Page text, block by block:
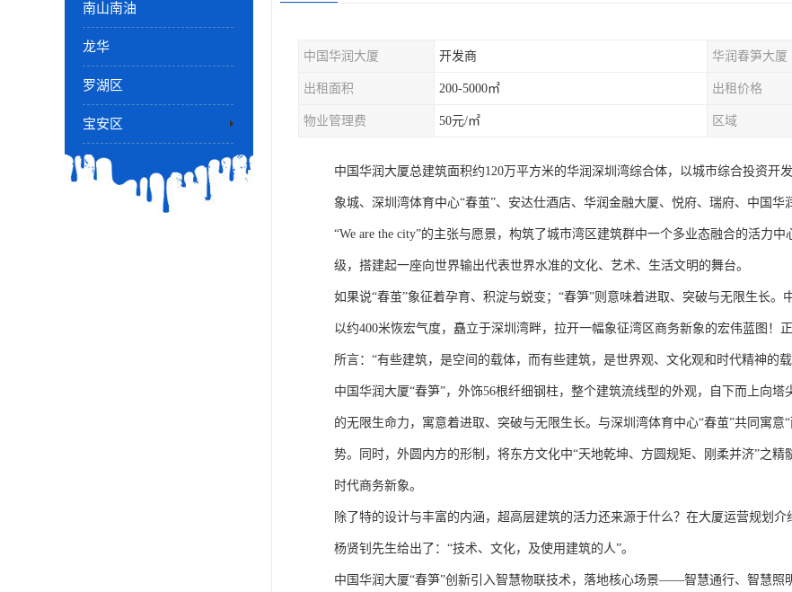
南山南油
龙华
罗湖区
宝安区
中国华润大厦 开发商 华润春笋大厦
出租面积 200-5000㎡ 出租价格
物业管理费 50元/㎡ 区域
中国华润大厦总建筑面积约120万平方米的华润深圳湾综合体，以城市综合投资开
象城、深圳湾体育中心“春茧”、安达仕酒店、华润金融大厦、悦府、瑞府、中国
“We are the city”的主张与愿景，构筑了城市湾区建筑群中一个多业态融合的活力
级，搭建起一座向世界输出代表世界水准的文化、艺术、生活文明的舞台。
如果说“春茧”象征着孕育、积淀与蜕变；“春笋”则意味着进取、突破与无限生长。
以约400米恢宏气度，矗立于深圳湾畔，拉开一幅象征湾区商务新象的宏伟蓝图！
所言：“有些建筑，是空间的载体，而有些建筑，是世界观、文化观和时代精神的
中国华润大厦“春笋”，外饰56根纤细钢柱，整个建筑流线型的外观，自下而上向
的无限生命力，寓意着进取、突破与无限生长。与深圳湾体育中心“春茧”共同寓
势。同时，外圆内方的形制，将东方文化中“天地乾坤、方圆规矩、刚柔并济”之
时代商务新象。
除了特的设计与丰富的内涵，超高层建筑的活力还来源于什么？在大厦运营规划
杨贤钊先生给出了：“技术、文化，及使用建筑的人”。
中国华润大厦“春笋”创新引入智慧物联技术，落地核心场景——智慧通行、智慧照